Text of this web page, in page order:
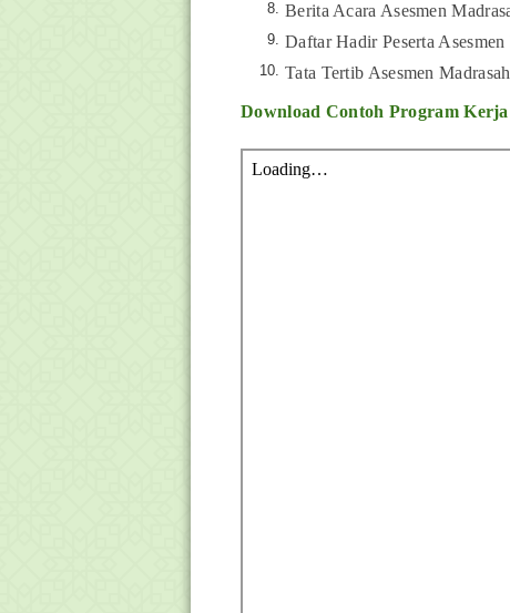
Berita Acara Asesmen
Daftar Hadir Peserta
Tata Tertib Asesmen Madrasah
Download Contoh Program Kerja